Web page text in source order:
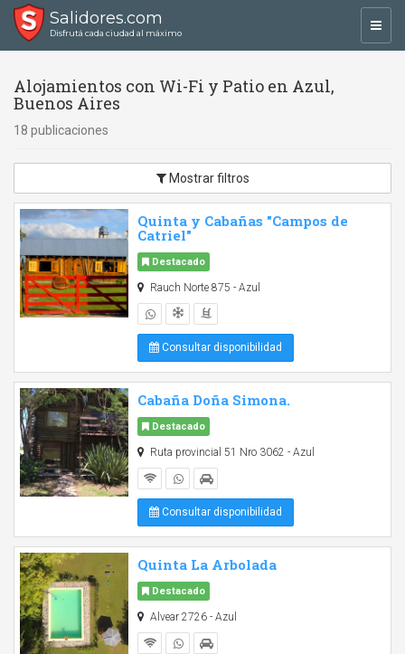
Salidores.com
Disfrutá cada ciudad al máximo
Alojamientos con Wi-Fi y Patio en Azul,
Buenos Aires
18 publicaciones
Mostrar filtros
Quinta y Cabañas "Campos de
Catriel"
Destacado
Rauch Norte 875 - Azul
Consultar disponibilidad
Cabaña Doña Simona.
Destacado
Ruta provincial 51 Nro 3062 - Azul
Consultar disponibilidad
Quinta La Arbolada
Destacado
Alvear 2726 - Azul